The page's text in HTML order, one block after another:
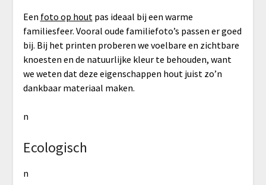
Een foto op hout pas ideaal bij een warme
familiesfeer. Vooral oude familiefoto’s passen er goed
bij. Bij het printen proberen we voelbare en zichtbare
knoesten en de natuurlijke kleur te behouden, want
we weten dat deze eigenschappen hout juist zo’n
dankbaar materiaal maken.
n
Ecologisch
n